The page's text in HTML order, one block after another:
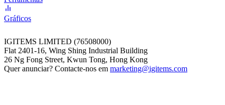
Gráficos
IGITEMS LIMITED (76508000)
Flat 2401-16, Wing Shing Industrial Building
26 Ng Fong Street, Kwun Tong, Hong Kong
Quer anunciar? Contacte-nos em marketing@igitems.com